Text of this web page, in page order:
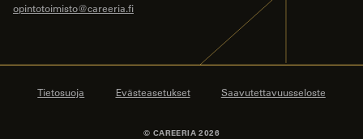
opintotoimisto@careeria.fi
© CAREERIA 2026
Tietosuoja Evästeasetukset Saavutettavuusseloste